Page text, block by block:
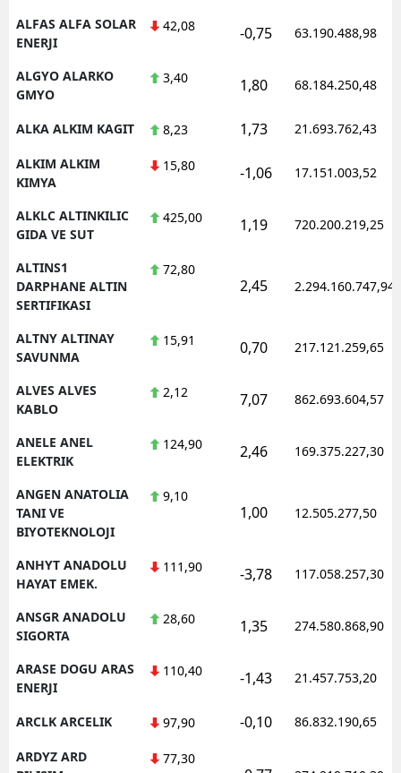
ALFAS ALFA SOLAR
ENERJI
42,08 -0,75 63.190.488,98
ALGYO ALARKO
GMYO
3,40 1,80 68.184.250,48
ALKA ALKIM KAGIT 8,23 1,73 21.693.762,43
ALKIM ALKIM
KIMYA
15,80 -1,06 17.151.003,52
ALKLC ALTINKILIC
GIDA VE SUT
425,00 1,19 720.200.219,25
ALTINS1
DARPHANE ALTIN
SERTIFIKASI
72,80
2,45 2.294.160.747,94
ALTNY ALTINAY
SAVUNMA
15,91 0,70 217.121.259,65
ALVES ALVES
KABLO
2,12 7,07 862.693.604,57
ANELE ANEL
ELEKTRIK
124,90 2,46 169.375.227,30
ANGEN ANATOLIA
TANI VE
BIYOTEKNOLOJI
9,10
1,00 12.505.277,50
ANHYT ANADOLU
HAYAT EMEK.
111,90 -3,78 117.058.257,30
ANSGR ANADOLU
SIGORTA
28,60 1,35 274.580.868,90
ARASE DOGU ARAS
ENERJI
110,40 -1,43 21.457.753,20
ARCLK ARCELIK 97,90 -0,10 86.832.190,65
ARDYZ ARD
77,30